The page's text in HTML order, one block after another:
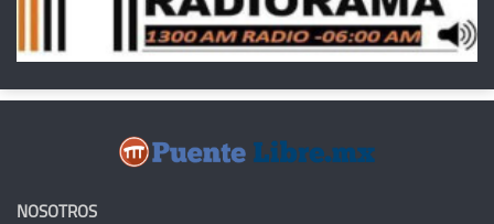
NOSOTROS